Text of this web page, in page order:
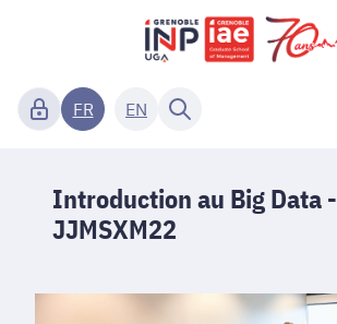
FR EN
Introduction au Big Data -
JJMSXM22